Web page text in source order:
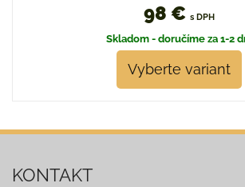
98 € s DPH
Skladom - doručíme za 1-2
Vyberte variant
KONTAKT